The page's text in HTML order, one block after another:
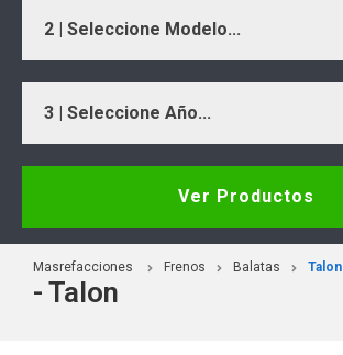
2 | Seleccione Modelo...
3 | Seleccione Año...
Ver Productos
Masrefacciones Frenos Balatas Talon
- Talon